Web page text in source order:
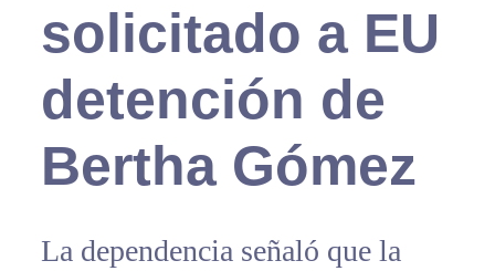
solicitado a EU
detención de
Bertha Gómez
La dependencia señaló que la